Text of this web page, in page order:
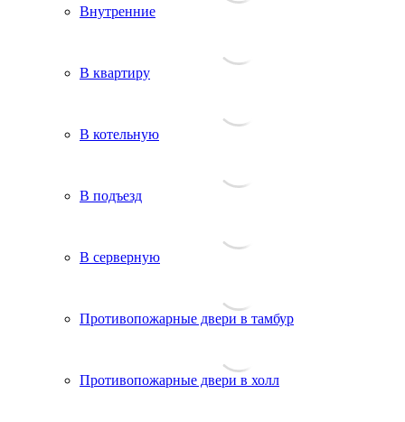
Внутренние
В квартиру
В котельную
В подъезд
В серверную
Противопожарные двери в тамбур
Противопожарные двери в холл